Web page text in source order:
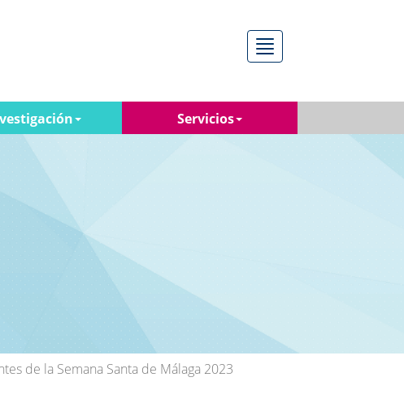
Menú
Servicios
de la Semana Santa de Málaga 2023